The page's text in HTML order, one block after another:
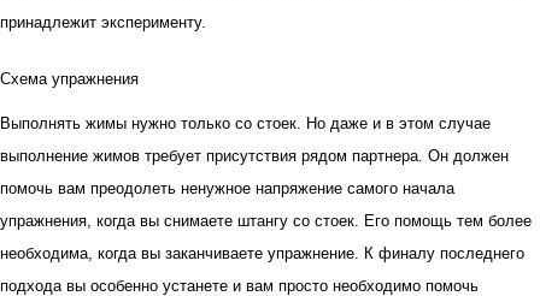
принадлежит эксперименту.
Схема упражнения
Выполнять жимы нужно только со стоек. Но даже и в этом случае
выполнение жимов требует присутствия рядом партнера. Он должен
помочь вам преодолеть ненужное напряжение самого начала
упражнения, когда вы снимаете штангу со стоек. Его помощь тем более
необходима, когда вы заканчиваете упражнение. К финалу последнего
подхода вы особенно устанете и вам просто необходимо помочь